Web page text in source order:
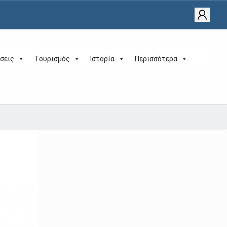
Τουρισμός Ιστορία Περισσότερα